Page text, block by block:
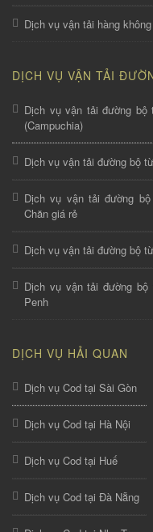
Dịch vụ vận tải hàng
DỊCH VỤ VẬN TẢI
Dịch vụ vận tải đường bộ
(Campuchia)
Dịch vụ vận tải đường bộ
Dịch vụ vận tải đường
Chăn giá rẻ
Dịch vụ vận tải đường bộ
Dịch vụ vận tải đường
Penh
DỊCH VỤ HẢI QUAN
Dịch vụ Cod tại Sài Gòn
Dịch vụ Cod tại Hà Nội
Dịch vụ Cod tại Huế
Dịch vụ Cod tại Đà Nẵng